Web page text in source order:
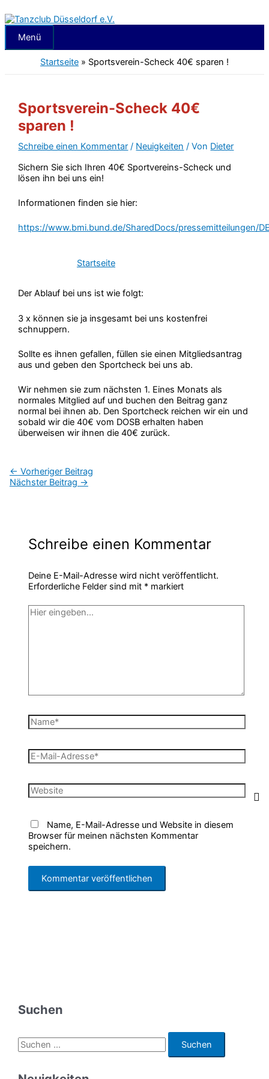
Inhalt
springen
Menü
Menü
Startseite » Sportsverein-Scheck 40€ sparen !
Sportsverein-Scheck 40€
sparen !
Schreibe einen Kommentar / Neuigkeiten / Von Dieter
Sichern Sie sich Ihren 40€ Sportvereins-Scheck und
lösen ihn bei uns ein!
Informationen finden sie hier:
https://www.bmi.bund.de/SharedDocs/pressemitteilungen/
Startseite
Der Ablauf bei uns ist wie folgt:
3 x können sie ja insgesamt bei uns kostenfrei
schnuppern.
Sollte es ihnen gefallen, füllen sie einen Mitgliedsantrag
aus und geben den Sportcheck bei uns ab.
Wir nehmen sie zum nächsten 1. Eines Monats als
normales Mitglied auf und buchen den Beitrag ganz
normal bei ihnen ab. Den Sportcheck reichen wir ein und
sobald wir die 40€ vom DOSB erhalten haben
überweisen wir ihnen die 40€ zurück.
← Vorheriger Beitrag
Nächster Beitrag →
Schreibe einen Kommentar
Deine E-Mail-Adresse wird nicht veröffentlicht.
Erforderliche Felder sind mit * markiert
Hier
eingeben…
Name*
E-
Mail-
Website
Name, E-Mail-Adresse und Website in diesem
Browser für meinen nächsten Kommentar
speichern.
Suchen
S
c